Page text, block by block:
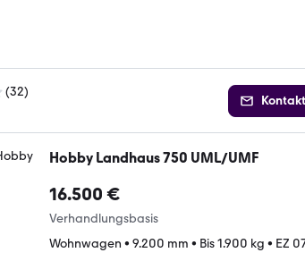
(32)
Kontakt
Hobby Landhaus 750 UML/UMF
16.500 €
Verhandlungsbasis
Wohnwagen • 9.200 mm • Bis 1.900 kg • EZ